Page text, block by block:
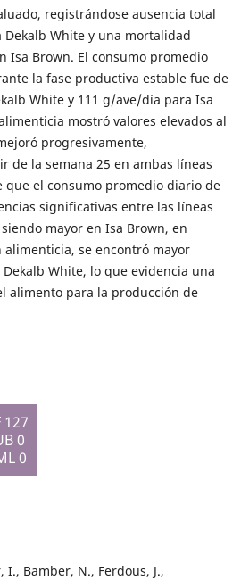
registrándose ausencia total
White y una mortalidad
Isa Brown. El consumo promedio
la fase productiva estable fue de
White y 111 g/ave/día para Isa
mostró valores elevados al
progresivamente,
de la semana 25 en ambas líneas
que el consumo promedio diario de
significativas entre las líneas
mayor en Isa Brown, en
alimenticia, se encontró mayor
White, lo que evidencia una
alimento para la producción de
127
0
0
Bamber, N., Ferdous, J.,